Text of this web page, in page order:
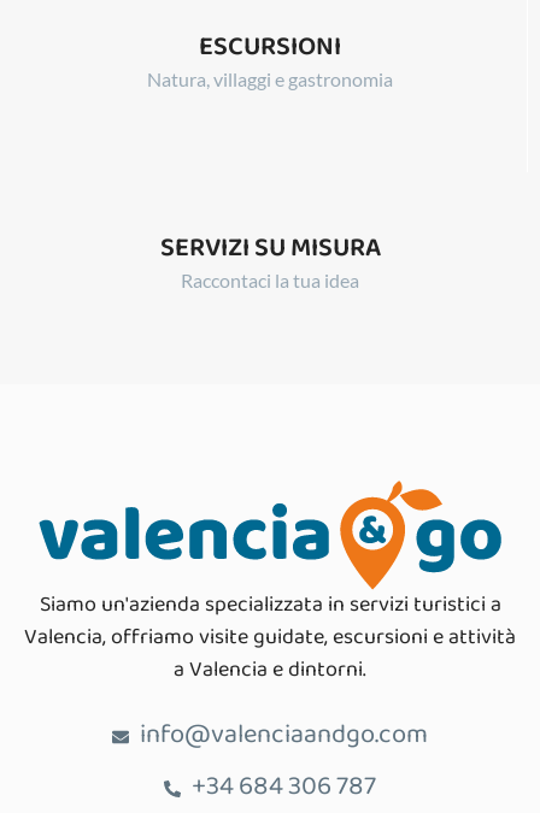
ESCURSIONI
Natura, villaggi e gastronomia
SERVIZI SU MISURA
Raccontaci la tua idea
Siamo un'azienda specializzata in servizi turistici a
Valencia, offriamo visite guidate, escursioni e attività
a Valencia e dintorni.
info@valenciaandgo.com
+34 684 306 787